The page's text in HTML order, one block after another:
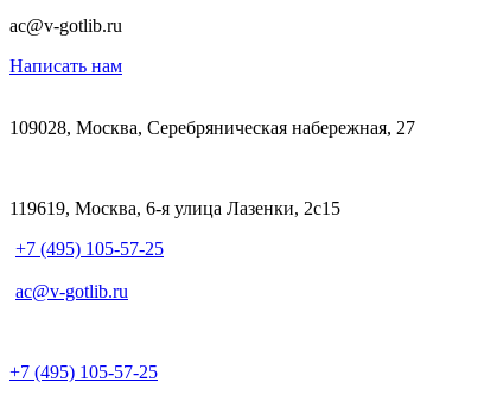
ac@v-gotlib.ru
Написать нам
109028, Москва, Серебряническая набережная, 27
119619, Москва, 6-я улица Лазенки, 2с15
+7 (495) 105-57-25
ac@v-gotlib.ru
+7 (495) 105-57-25